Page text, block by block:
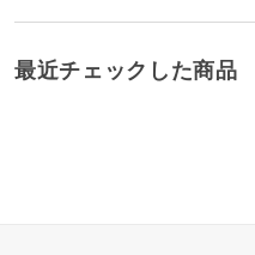
最近チェックした商品